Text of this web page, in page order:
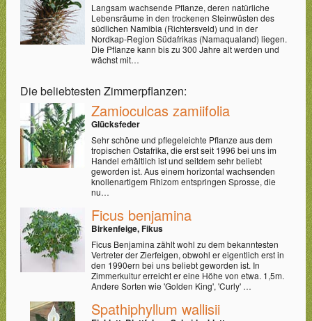
Langsam wachsende Pflanze, deren natürliche
Lebensräume in den trockenen Steinwüsten des
südlichen Namibia (Richtersveld) und in der
Nordkap-Region Südafrikas (Namaqualand) liegen.
Die Pflanze kann bis zu 300 Jahre alt werden und
wächst mit…
Die beliebtesten Zimmerpflanzen:
Zamioculcas zamiifolia
Glücksfeder
Sehr schöne und pflegeleichte Pflanze aus dem
tropischen Ostafrika, die erst seit 1996 bei uns im
Handel erhältlich ist und seitdem sehr beliebt
geworden ist. Aus einem horizontal wachsenden
knollenartigem Rhizom entspringen Sprosse, die
nu…
Ficus benjamina
Birkenfeige, Fikus
Ficus Benjamina zählt wohl zu dem bekanntesten
Vertreter der Zierfeigen, obwohl er eigentlich erst in
den 1990ern bei uns beliebt geworden ist. In
Zimmerkultur erreicht er eine Höhe von etwa. 1,5m.
Andere Sorten wie 'Golden King', 'Curly' …
Spathiphyllum wallisii